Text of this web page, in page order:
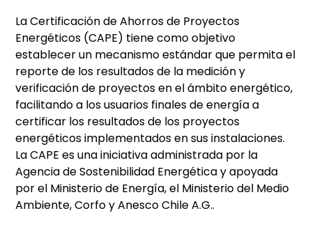
La Certificación de Ahorros de Proyectos
Energéticos (CAPE) tiene como objetivo
establecer un mecanismo estándar que permita el
reporte de los resultados de la medición y
verificación de proyectos en el ámbito energético,
facilitando a los usuarios finales de energía a
certificar los resultados de los proyectos
energéticos implementados en sus instalaciones.
La CAPE es una iniciativa administrada por la
Agencia de Sostenibilidad Energética y apoyada
por el Ministerio de Energía, el Ministerio del Medio
Ambiente, Corfo y Anesco Chile A.G..